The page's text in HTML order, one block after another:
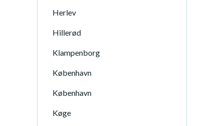
Herlev
Hillerød
Klampenborg
København
København
Køge